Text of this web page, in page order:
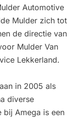
Automotive
Mulder zich tot
de directie van
Mulder Van
Lekkerland.
in 2005 als
diverse
bij Amega is een